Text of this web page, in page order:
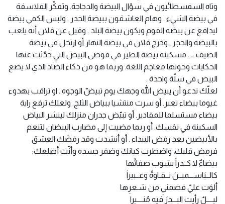
وتاه السفسطائيون في سؤال البيضة والدجاجة. وتفكّر الفلاسفة
في بيضة الشيء . وهام العاشقون ببيضة الخدر . ولبس الكمي بيضة
ليدافع عن بيضة القوم ويكون بيضة البلد . وقيل عن فلان أنه يلعب
بالبيضة والحجر . وخرج فلان في بيضة النهار أو ارتحل في بيضة
الصيف ….. مسكينة بيضة الطير في فوضى البيض التي حدّثت عنها
الحكايات وحوتها معاجم اللغة. وربما هو من ذكاء الضاد الذي لا يضع
البيض في سلّة واحدة .
لعلّك تدعو أن يبيض الله وجهك يوم تبيضّ الوجوه . او تراقب بهدوء
غيوما بيضاء تعبر. أو سرت منتشيا ببياض الثلج. ولعلك ترفع راية
بيضاء مستسلما للمقادير. أو تبيّض جدران منزلك لينشر البياض
السكينة في نفسك. أو ربما مضيت إلى مضارب البيضان لتنعم
بالأبيضين بعد رمَض البيداء . أو أنشدت وقد رمَضَك العشق
فرمِض قلبك، واضطرب كيانك وضمَر جسده وأنّت أضلعك:
بيضاءٌ لا كــدراً يشوب صفائَها
كالــيَاســـميــنَ نــقـاوةً وعــبيراَ
ألوَت عليّ فضمنيِ من شـعرِها
ليــــلٌ رأيت البـــدرَ فيه مُنــــيِرا